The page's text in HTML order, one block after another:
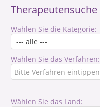
Therapeutensuche
Wählen Sie die Kategorie:
Wählen Sie das Verfahren:
Wählen Sie das Land: